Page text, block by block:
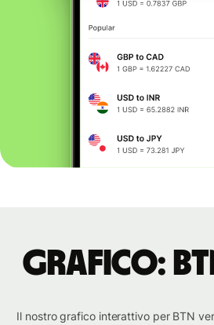
Grafico:
Il nostro grafico interattivo per BTN